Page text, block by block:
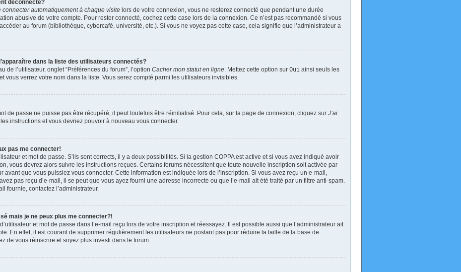
déconnecté?
connecter automatiquement à chaque visite lors de votre connexion, vous ne resterez connecté que pendant une durée
abusive de votre compte. Pour rester connecté, cochez cette case lors de la connexion. Ce n’est pas recommandé si vous
au forum (bibliothèque, cybercafé, université, etc.). Si vous ne voyez pas cette case, cela signifie que l’administrateur a
dans la liste des utilisateurs connectés?
de l’utilisateur, onglet “Préférences du forum”, l’option Cacher mon statut en ligne. Mettez cette option sur Oui ainsi seuls les
vous verrez votre nom dans la liste. Vous serez compté parmi les utilisateurs invisibles.
de passe ne puisse pas être récupéré, il peut toutefois être réinitialisé. Pour cela, sur la page de connexion, cliquez sur J’ai
instructions et vous devriez pouvoir à nouveau vous connecter.
pas me connecter!
et mot de passe. S’ils sont corrects, il y a deux possibilités. Si la gestion COPPA est active et si vous avez indiqué avoir
vous devrez alors suivre les instructions reçues. Certains forums nécessitent que toute nouvelle inscription soit activée par
avant que vous puissiez vous connecter. Cette information est indiquée lors de l’inscription. Si vous avez reçu un e-mail,
pas reçu d’e-mail, il se peut que vous ayez fourni une adresse incorrecte ou que l’e-mail ait été traité par un filtre anti-spam.
fournie, contactez l’administrateur.
mais je ne peux plus me connecter?!
et mot de passe dans l’e-mail reçu lors de votre inscription et réessayez. Il est possible aussi que l’administrateur ait
En effet, il est courant de supprimer régulièrement les utilisateurs ne postant pas pour réduire la taille de la base de
de vous réinscrire et soyez plus investi dans le forum.